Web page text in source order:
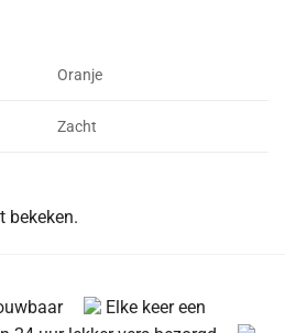
Oranje
Zacht
bekeken.
Elke keer een